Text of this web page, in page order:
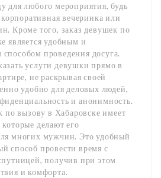
для любого мероприятия, будь
корпоративная вечеринка или
Кроме того, заказ девушек по
является удобным и
проведения досуга.
услуги девушки прямо в
не раскрывая своей
удобно для деловых людей,
и анонимность.
по вызову в Хабаровске имеет
делают его
многих мужчин. Это удобный
способ провести время с
получив при этом
и комфорта.